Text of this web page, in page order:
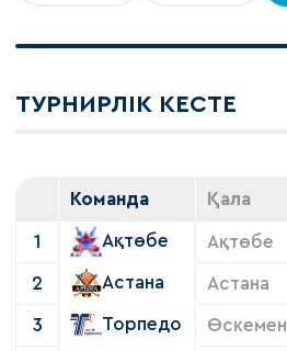
ТУРНИРЛІК КЕСТЕ
Команда Қала
1 Ақтөбе Ақтөбе
2 Астана Астана
3 Торпедо Өскемен